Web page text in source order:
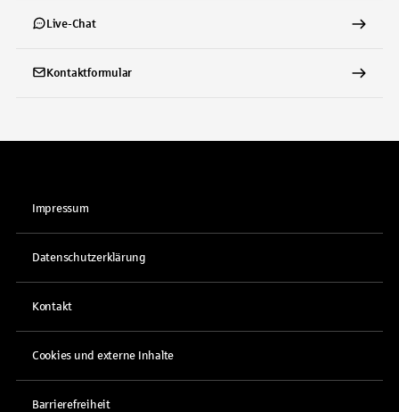
Live-Chat
Kontaktformular
Impressum
Datenschutzerklärung
Kontakt
Cookies und externe Inhalte
Barrierefreiheit